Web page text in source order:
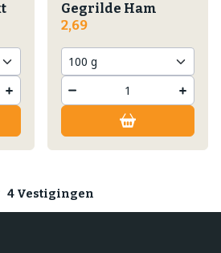
Gegrilde Ham
2,69
producten
4 Vestigingen